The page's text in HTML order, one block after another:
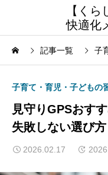
【く
快適化
記事一覧 子
子育て・育児・子どもの
見守りGPSおす
失敗しない選び方
2026.02.17